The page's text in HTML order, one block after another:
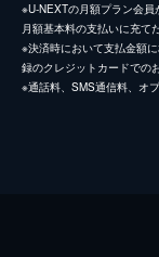
※U-NEXTの月額プラン会
月額基本料の支払いに充て
※決済時において支払金額
録のクレジットカードでの
※通話料、SMS通信料、オ